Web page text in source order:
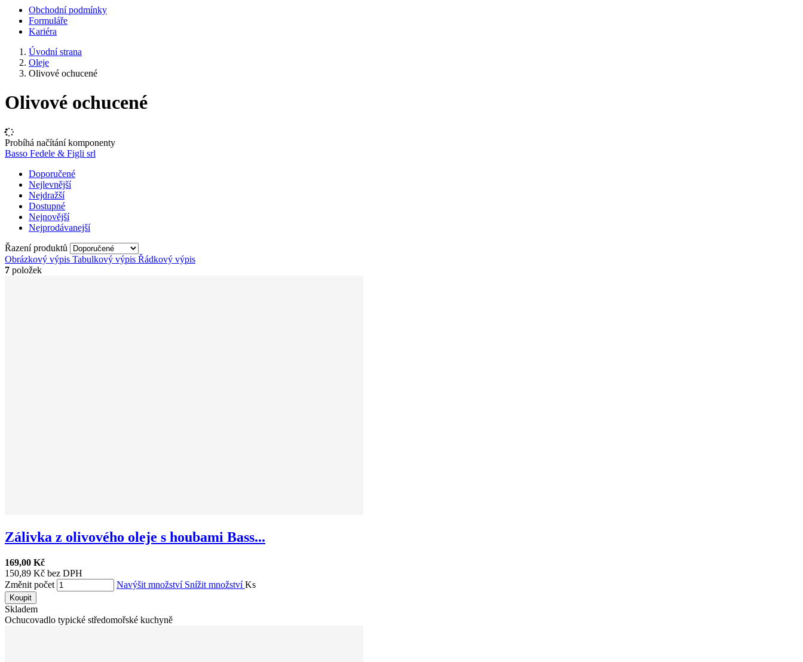
Obchodní podmínky
Formuláře
Kariéra
Úvodní strana
Oleje
Olivové ochucené
Olivové ochucené
Probíhá načítání komponenty
Basso Fedele & Figli srl
Doporučené
Nejlevnější
Nejdražší
Dostupné
Nejnovější
Nejprodávanejší
Řazení produktů
Obrázkový výpis Tabulkový výpis Řádkový výpis
7 položek
Zálivka z olivového oleje s houbami Bass...
169,00 Kč
150,89 Kč bez DPH
Změnit počet
Navýšit množství Snížit množstvíKs
Koupit
Skladem
Ochucovadlo typické středomořské kuchyně